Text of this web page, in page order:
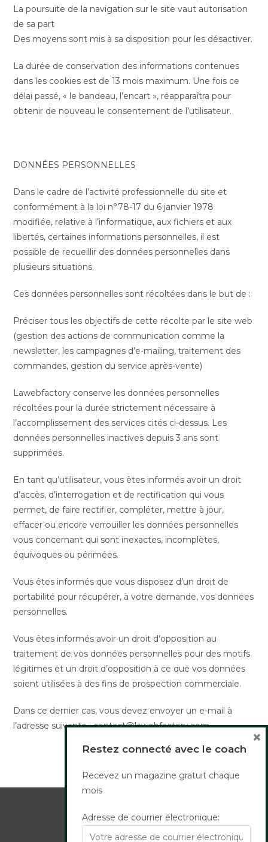
La poursuite de la navigation sur le site vaut autorisation
de sa part
Des moyens sont mis à sa disposition pour les désactiver.
La durée de conservation des informations contenues
dans les cookies est de 13 mois maximum. Une fois ce
délai passé, « le bandeau, l’encart », réapparaîtra pour
obtenir de nouveau le consentement de l’utilisateur.
DONNÉES PERSONNELLES
Dans le cadre de l’activité professionnelle du site et
conformément à la loi n°78-17 du 6 janvier 1978
modifiée, relative à l’informatique, aux fichiers et aux
libertés, certaines informations personnelles, il est
possible de recueillir des données personnelles dans
plusieurs situations.
Ces données personnelles sont récoltées dans le but de :
Préciser tous les objectifs de cette récolte par le site web
(gestion des actions de communication comme la
newsletter, les campagnes d’e-mailing, traitement des
commandes, gestion du service après-vente)
Lawebfactory conserve les données personnelles
récoltées pour la durée strictement nécessaire à
l’accomplissement des services cités ci-dessus. Les
données personnelles inactives depuis 3 ans sont
supprimées.
En tant qu’utilisateur, vous êtes informés avoir un droit
d’accès, d’interrogation et de rectification qui vous
permet, de faire rectifier, compléter, mettre à jour,
effacer ou encore verrouiller les données personnelles
vous concernant qui sont inexactes, incomplètes,
équivoques ou périmées.
Vous êtes informés que vous disposez d’un droit de
portabilité pour récupérer, à votre demande, vos données
personnelles.
Vous êtes informés avoir un droit d’opposition au
traitement de vos données personnelles pour des motifs
légitimes et un droit d’opposition à ce que vos données
soient utilisées à des fins de prospection commerciale.
Dans ce dernier cas, vous devez envoyer un e-mail à
l’adresse suivante :contact@lawebfactory.com.
Mentions légales
Restez connecté avec le coach
Recevez un magazine gratuit chaque
mois
Adresse de courrier électronique:
×